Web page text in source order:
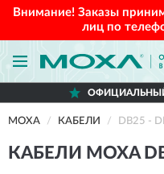
Внимание! Заказы
лиц по
MOXA КАБЕЛИ DB25 -
КАБЕЛИ MOXA